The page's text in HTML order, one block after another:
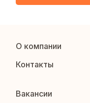
О компании
Контакты
Вакансии